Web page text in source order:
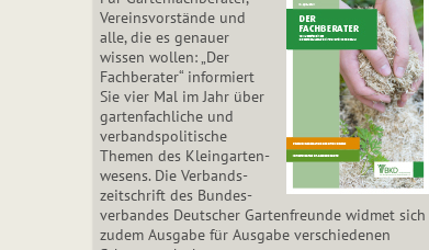
Vereinsvorstände und
alle, die es genauer
wissen wollen: „Der
Fachberater“ informiert
Sie vier Mal im Jahr über
gartenfachliche und
verbandspolitische
Themen des Klein­gar­ten­
wesens. Die Ver­bands­
zeit­schrift des Bun­des­
ver­ban­des Deutscher Gartenfreunde widmet sich
zudem Ausgabe für Ausgabe verschiedenen